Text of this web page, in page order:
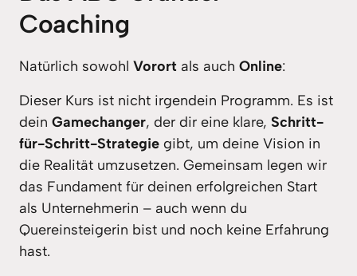
Coaching
Natürlich sowohl Vorort als auch Online:
Dieser Kurs ist nicht irgendein Programm. Es ist
dein Gamechanger, der dir eine klare, Schritt-
für-Schritt-Strategie gibt, um deine Vision in
die Realität umzusetzen. Gemeinsam legen wir
das Fundament für deinen erfolgreichen Start
als Unternehmerin – auch wenn du
Quereinsteigerin bist und noch keine Erfahrung
hast.